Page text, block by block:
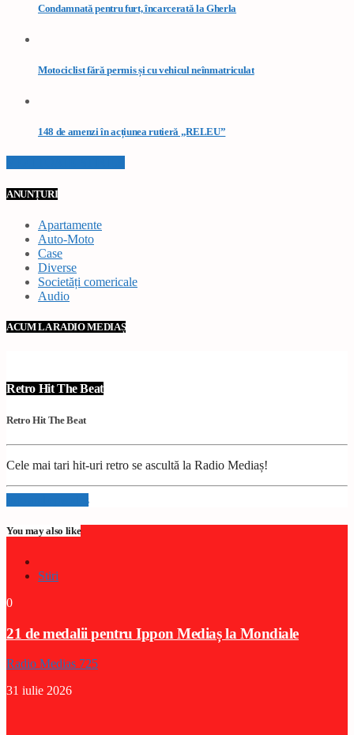
Condamnată pentru furt, încarcerată la Gherla
Motociclist fără permis și cu vehicul neînmatriculat
148 de amenzi în acțiunea rutieră „RELEU”
ANUNȚURI
Apartamente
Auto-Moto
Case
Diverse
Societăți comericale
Audio
ACUM LA RADIO MEDIAȘ
Retro Hit The Beat
Retro Hit The Beat
Cele mai tari hit-uri retro se ascultă la Radio Mediaș!
Info and episodes
You may also like
Stiri
0
21 de medalii pentru Ippon Mediaș la Mondiale
Radio Medias 725
31 iulie 2026